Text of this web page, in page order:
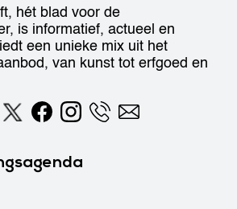
hét blad voor de
is informatief, actueel en
een unieke mix uit het
van kunst tot erfgoed en